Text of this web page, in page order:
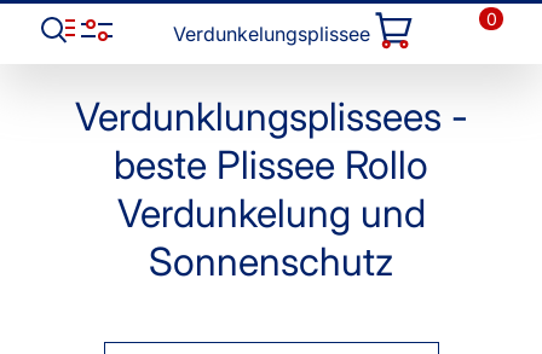
Verdunkelungsplissee
0
Verdunklungsplissees -
beste Plissee Rollo
Verdunkelung und
Sonnenschutz